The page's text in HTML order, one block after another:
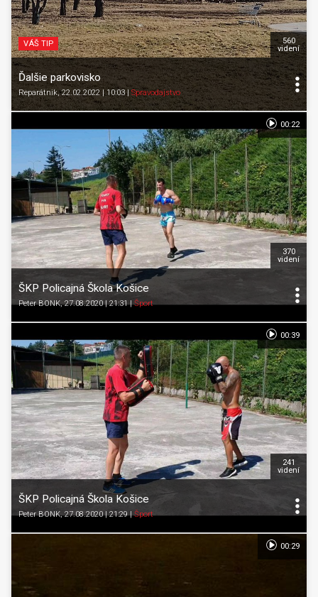
VÁŠ TIP
Ďalšie parkovisko
Reparátnik, 22.02.2022 | 10:03| Spravodajstvo
560
videní
ŠKP Policajná Škola Košice
Peter BONK, 27.08.2020 | 21:31|Šport
370
videní
00:22
ŠKP Policajná Škola Košice
Peter BONK, 27.08.2020 | 21:29|Šport
241
videní
00:39
00:29